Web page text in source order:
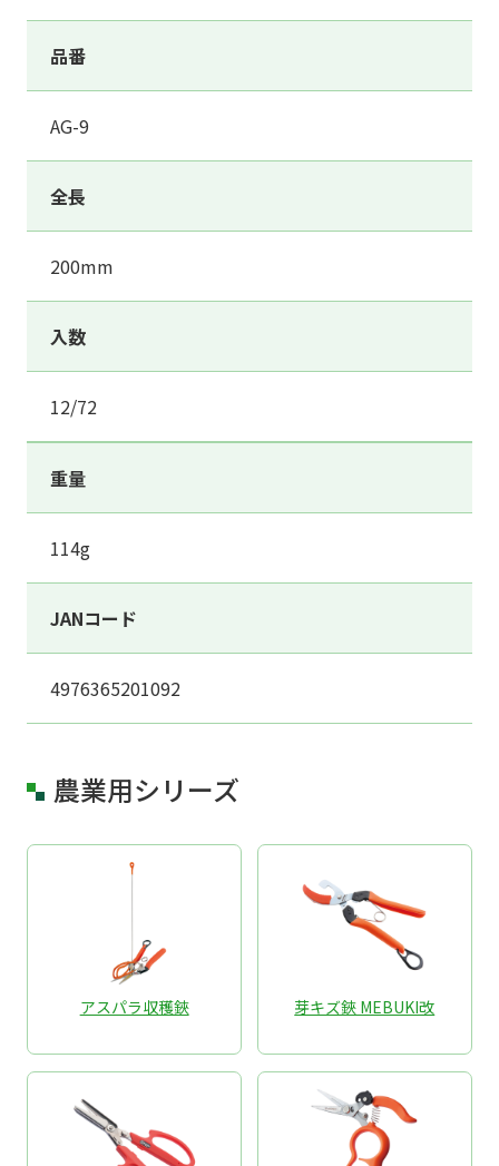
品番
AG-9
全長
200mm
入数
12/72
重量
114g
JANコード
4976365201092
農業用シリーズ
アスパラ収穫鋏 芽キズ鋏 MEBUKI改